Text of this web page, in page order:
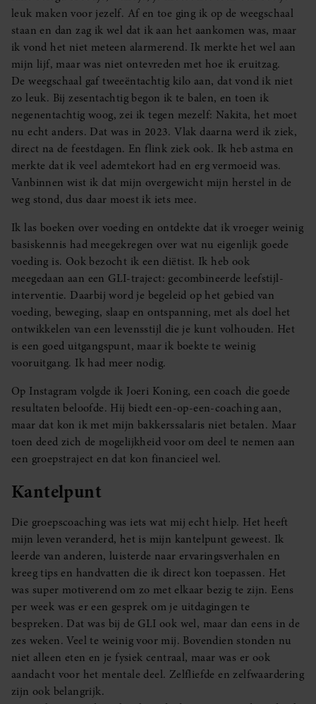
leuk maken voor jezelf. Af en toe ging ik op de weegschaal
staan en dan zag ik wel dat ik aan het aankomen was, maar
ik vond het niet meteen alarmerend. Ik merkte het wel aan
mijn lijf, maar was niet ontevreden met hoe ik eruitzag.
De weegschaal gaf tweeëntachtig kilo aan, dat vond ik niet
zo leuk. Bij zesentachtig begon ik te balen, en toen ik
negenentachtig woog, zei ik tegen mezelf: Nakita, het moet
nu echt anders. Dat was in 2023. Vlak daarna werd ik ziek,
direct na de feestdagen. En flink ziek ook. Ik heb astma en
merkte dat ik veel ademtekort had en erg vermoeid was.
Vanbinnen wist ik dat mijn overgewicht mijn herstel in de
weg stond, dus daar moest ik iets mee.
Ik las boeken over voeding en ontdekte dat ik vroeger weinig
basiskennis had meegekregen over wat nu eigenlijk goede
voeding is. Ook bezocht ik een diëtist. Ik heb ook
meegedaan aan een GLI-traject: gecombineerde leefstijl-
interventie. Daarbij word je begeleid op het gebied van
voeding, beweging, slaap en ontspanning, met als doel het
ontwikkelen van een levensstijl die je kunt volhouden. Het
is een goed uitgangspunt, maar ik boekte te weinig
vooruitgang. Ik had meer nodig.
Op Instagram volgde ik Joeri Koning, een coach die goede
resultaten beloofde. Hij biedt een-op-een-coaching aan,
maar dat kon ik met mijn bakkerssalaris niet betalen. Maar
toen deed zich de mogelijkheid voor om deel te nemen aan
een groepstraject en dat kon financieel wel.
Kantelpunt
Die groepscoaching was iets wat mij echt hielp. Het heeft
mijn leven veranderd, het is mijn kantelpunt geweest. Ik
leerde van anderen, luisterde naar ervaringsverhalen en
kreeg tips en handvatten die ik direct kon toepassen. Het
was super motiverend om zo met elkaar bezig te zijn. Eens
per week was er een gesprek om je uitdagingen te
bespreken. Dat was bij de GLI ook wel, maar dan eens in de
zes weken. Veel te weinig voor mij. Bovendien stonden nu
niet alleen eten en je fysiek centraal, maar was er ook
aandacht voor het mentale deel. Zelfliefde en zelfwaardering
zijn ook belangrijk.